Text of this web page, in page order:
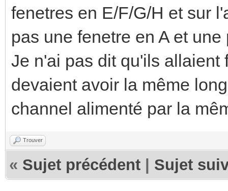
fenetres en E/F/G/H et sur
pas une fenetre en A et
Je n'ai pas dit qu'ils
devaient avoir la même
channel alimenté par la
Trouver
« Sujet précédent Sujet